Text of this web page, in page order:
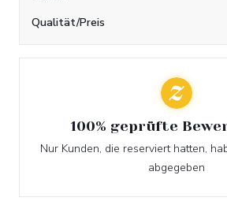
Qualität/Preis
100% geprüfte
Nur Kunden, die reserviert hatten,
abgegeben